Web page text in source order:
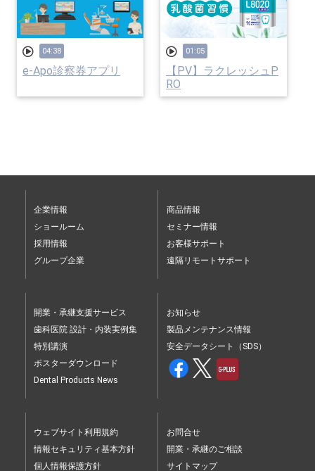
04:38
e-Apo診察券アプリ
01:05
【PV】ラクレッシュP
RO
企業情報
ショールーム
採用情報
グループ企業
商品情報
セミナー情報
お客様サポート
遠隔リモートサポート
開業・承継支援サービス
歯科医院 設計・内装実例集
特別講演
ポスターダウンロード
Dental Products News
お知らせ
製品メンテナンス情報
安全データシート（SDS）
ウェブサイト利用規約
情報セキュリティ基本方針
個人情報保護方針
お問合せ
開業・承継のご相談
サイトマップ